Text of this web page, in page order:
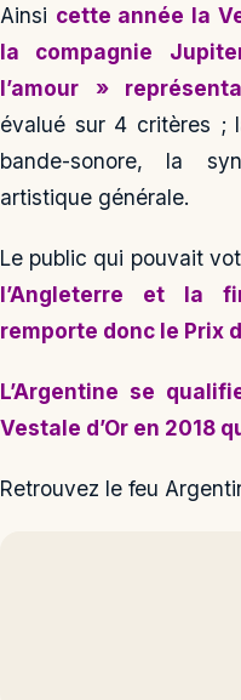
Ainsi cette année la
la compagnie
l’amour »
évalué sur 4 critères ;
bande-sonore, la
artistique générale.
Le public qui pouvait
l’Angleterre et la
remporte donc le Prix
L’Argentine se
Vestale d’Or en 2018
Retrouvez le feu